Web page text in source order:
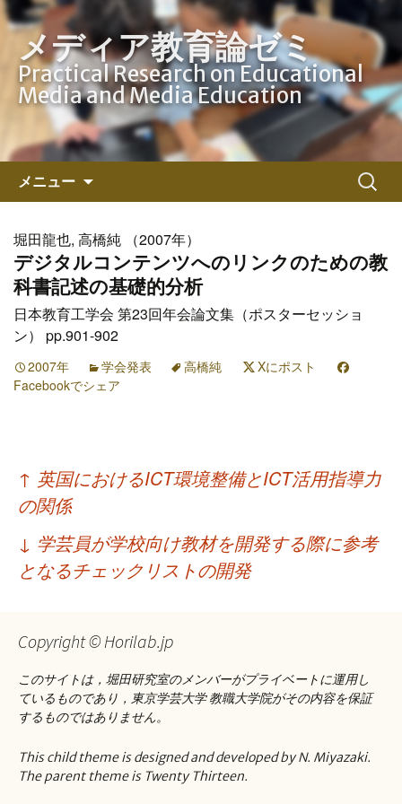
メディア教育論ゼミ
Practical Research on Educational
Media and Media Education
メニュー
ン
ツ
へ
ス
キ
ッ
プ
検
索:
堀田龍也, 高橋純 （2007年）
デジタルコンテンツへのリンクのための教
科書記述の基礎的分析
日本教育工学会 第23回年会論文集（ポスターセッショ
ン） pp.901-902
2007年 学会発表 高橋純
Xにポスト
Facebookでシェア
投
稿
ナ
ビ
ー
ョ
ン
↑ 英国におけるICT環境整備とICT活用指導力
の関係
↓ 学芸員が学校向け教材を開発する際に参考
となるチェックリストの開発
Copyright © Horilab.jp
このサイトは，堀田研究室のメンバーがプライベートに運用し
ているものであり，東京学芸大学 教職大学院がその内容を保証
するものではありません。
This child theme is designed and developed by N. Miyazaki.
The parent theme is Twenty Thirteen.